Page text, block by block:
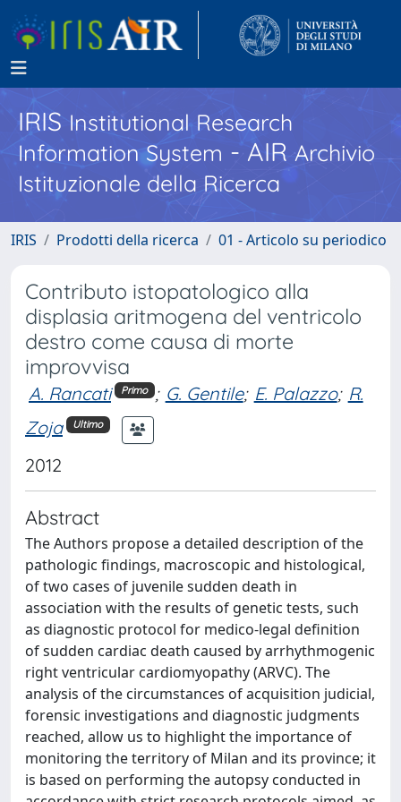
IRISInstitutional Research
Information System - AIR Archivio
Istituzionale della Ricerca
IRIS Prodotti della ricerca 01 - Articolo su periodico
Contributo istopatologico alla
displasia aritmogena del ventricolo
destro come causa di morte
improvvisa
A. Rancati Primo ; G. Gentile; E. Palazzo; R.
Zoja
Ultimo
2012
Abstract
The Authors propose a detailed description of the
pathologic findings, macroscopic and histological,
of two cases of juvenile sudden death in
association with the results of genetic tests, such
as diagnostic protocol for medico-legal definition
of sudden cardiac death caused by arrhythmogenic
right ventricular cardiomyopathy (ARVC). The
analysis of the circumstances of acquisition judicial,
forensic investigations and diagnostic judgments
reached, allow us to highlight the importance of
monitoring the territory of Milan and its province; it
is based on performing the autopsy conducted in